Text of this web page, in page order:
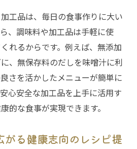
工品は、毎日の食事作りに大い
、調味料や加工品は手軽に使
れるからです。例えば、無添加
、無保存料のだしを味噌汁に利
さを活かしたメニューが簡単に
心安全な加工品を上手に活用す
的な食事が実現できます。
がる健康志向のレシピ提